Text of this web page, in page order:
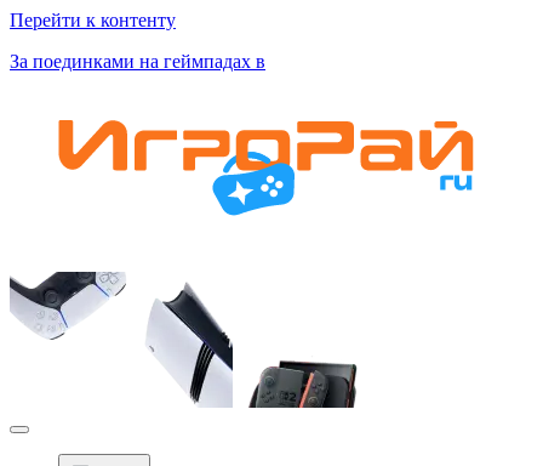
Перейти к контенту
За поединками на геймпадах в